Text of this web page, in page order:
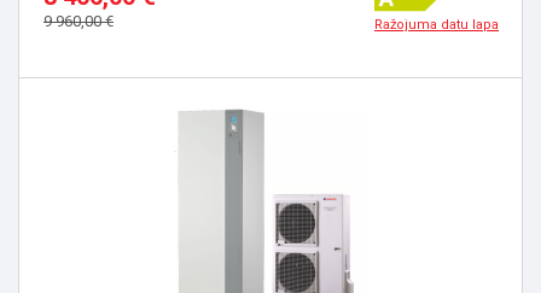
9 960,00 € Ražojuma datu lapa